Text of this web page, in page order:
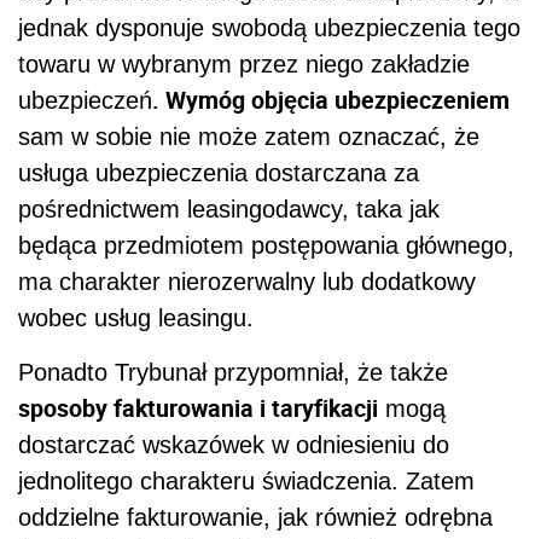
jednak dysponuje swobodą ubezpieczenia tego
towaru w wybranym przez niego zakładzie
ubezpieczeń. Wymóg objęcia ubezpieczeniem
sam w sobie nie może zatem oznaczać, że
usługa ubezpieczenia dostarczana za
pośrednictwem leasingodawcy, taka jak
będąca przedmiotem postępowania głównego,
ma charakter nierozerwalny lub dodatkowy
wobec usług leasingu.
Ponadto Trybunał przypomniał, że także
sposoby fakturowania i taryfikacji mogą
dostarczać wskazówek w odniesieniu do
jednolitego charakteru świadczenia. Zatem
oddzielne fakturowanie, jak również odrębna